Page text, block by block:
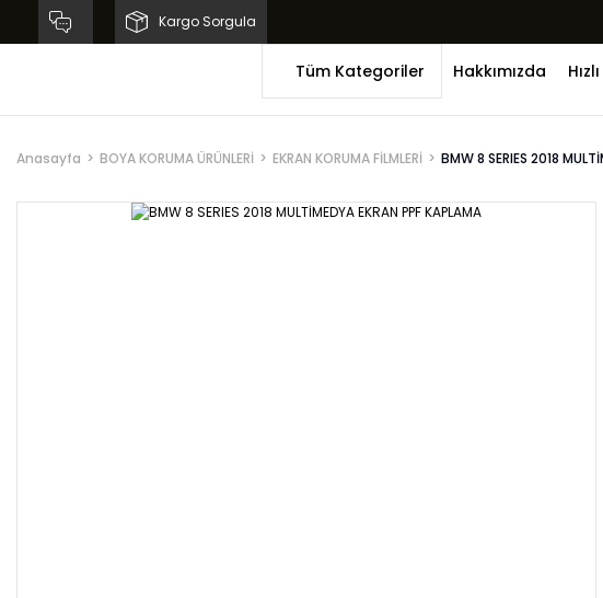
Kargo Sorgula
Tüm Kategoriler Hakkımızda
Anasayfa BOYA KORUMA ÜRÜNLERİ EKRAN KORUMA FİLMLERİ BMW 8 SERIES 2018